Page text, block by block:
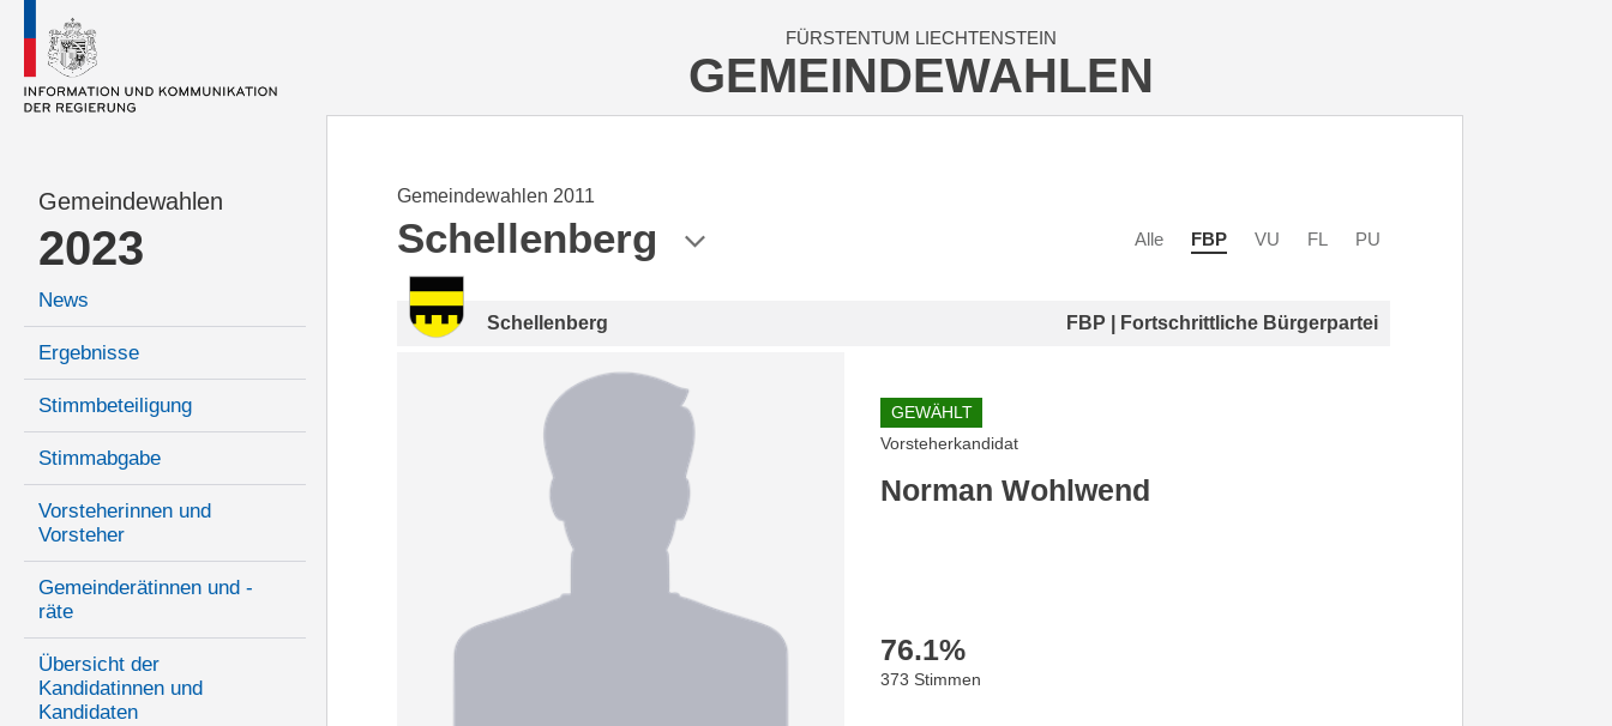
FÜRSTENTUM LIECHTENSTEIN
GEMEINDEWAHLEN
Gemeindewahlen
2023
News
Ergebnisse
Stimmbeteiligung
Stimmabgabe
Vorsteherinnen und
Vorsteher
Gemeinderätinnen und -
räte
Übersicht der
Kandidatinnen und
Kandidaten
Gemeindewahlen 2011
Schellenberg Alle FBP VU FL PU
Schellenberg FBP | Fortschrittliche Bürgerpartei
GEWÄHLT
Vorsteherkandidat
Norman Wohlwend
76.1%
373 Stimmen